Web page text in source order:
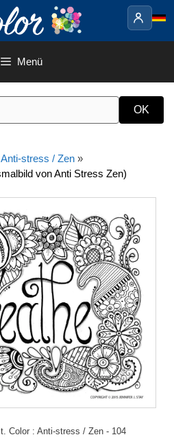
Menü
Anti-stress / Zen »
von Anti Stress Zen)
Color : Anti-stress / Zen - 104